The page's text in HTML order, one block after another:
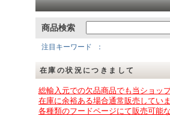
商品検索
注目キーワード
在庫の状況につきまして
総輸入元での欠品商品でも当ショッ
在庫に余裕ある場合通常販売していま
各種類のフードページにて販売可能